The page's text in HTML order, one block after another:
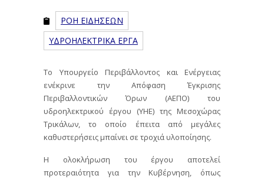
ΡΟΗ ΕΙΔΗΣΕΩΝ
ΥΔΡΟΗΛΕΚΤΡΙΚΑ ΕΡΓΑ
Το Υπουργείο Περιβάλλοντος και Ενέργειας
ενέκρινε την Απόφαση Έγκρισης
Περιβαλλοντικών Όρων (ΑΕΠΟ) του
υδροηλεκτρικού έργου (ΥΗΕ) της Μεσοχώρας
Τρικάλων, το οποίο έπειτα από μεγάλες
καθυστερήσεις μπαίνει σε τροχιά υλοποίησης.
Η ολοκλήρωση του έργου αποτελεί
προτεραιότητα για την Κυβέρνηση, όπως